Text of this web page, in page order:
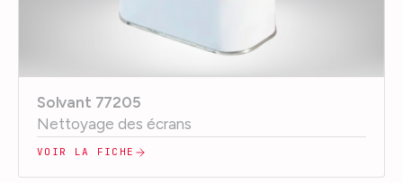
Solvant 77205
Nettoyage des écrans
VOIR LA FICHE